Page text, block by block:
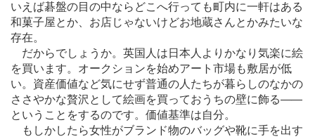
いえば碁盤の目の中ならどこへ行っても町内に一軒はある
和菓子屋とか、お店じゃないけどお地蔵さんとかみたいな
存在。
だからでしょうか。英国人は日本人よりかなり気楽に絵
を買います。オークションを始めアート市場も敷居が低
い。資産価値など気にせず普通の人たちが暮らしのなかの
ささやかな贅沢として絵画を買っておうちの壁に飾る――
ということをするのです。価値基準は自分。
もしかしたら女性がブランド物のバッグや靴に手を出す